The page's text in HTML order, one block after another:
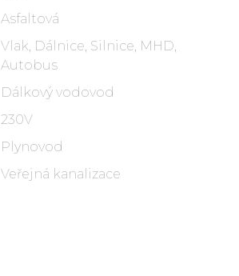
Asfaltová
Vlak, Dálnice, Silnice, MHD,
Autobus
Dálkový vodovod
230V
Plynovod
Veřejná kanalizace